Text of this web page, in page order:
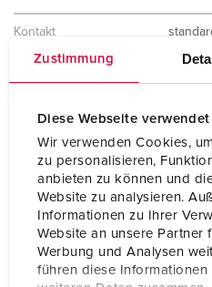
Zustimmung
Diese Webseite
Wir verwenden Cookies,
zu personalisieren,
anbieten zu können und
Website zu analysieren.
Informationen zu Ihrer
Website an unsere Partner
Werbung und Analysen
führen diese Informationen
Kontakt
Prüfzeichen
VDE
EAC
CB